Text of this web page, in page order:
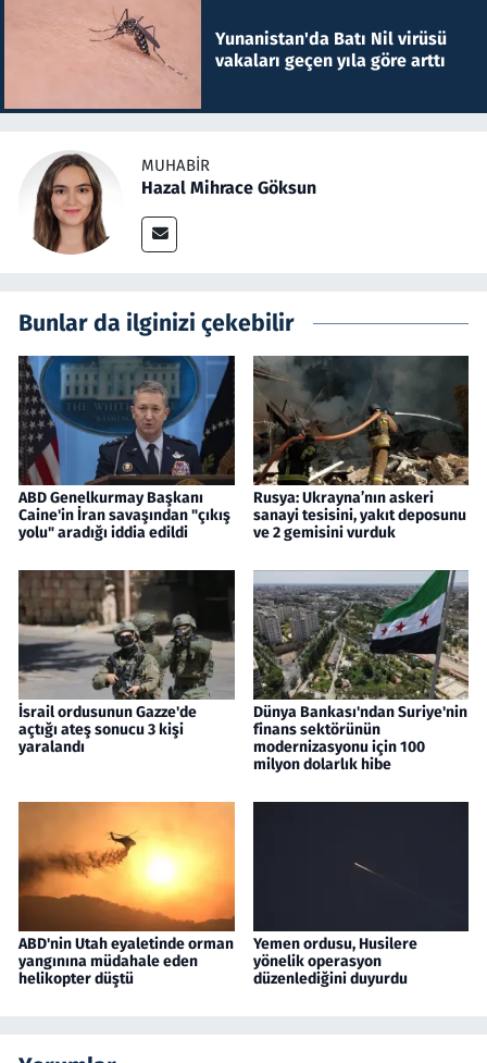
Yunanistan'da Batı Nil virüsü
vakaları geçen yıla göre arttı
MUHABIR
Hazal Mihrace Göksun
Bunlar da ilginizi çekebilir
ABD Genelkurmay Başkanı
Caine'in İran savaşından "çıkış
yolu" aradığı iddia edildi
Rusya: Ukrayna’nın askeri
sanayi tesisini, yakıt deposunu
ve 2 gemisini vurduk
İsrail ordusunun Gazze'de
açtığı ateş sonucu 3 kişi
yaralandı
Dünya Bankası'ndan Suriye'nin
finans sektörünün
modernizasyonu için 100
milyon dolarlık hibe
ABD'nin Utah eyaletinde orman
yangınına müdahale eden
helikopter düştü
Yemen ordusu, Husilere
yönelik operasyon
düzenlediğini duyurdu